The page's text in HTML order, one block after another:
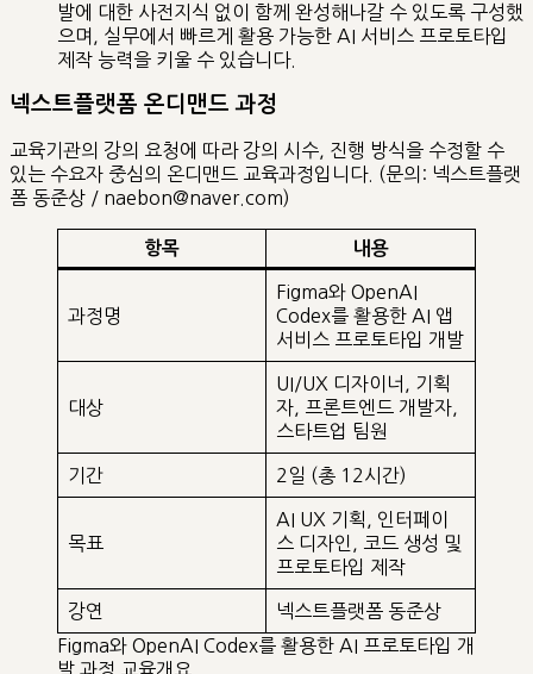
발에 대한 사전지식 없이 함께 완성해나갈 수 있도록 구성했
으며, 실무에서 빠르게 활용 가능한 AI 서비스 프로토타입
제작 능력을 키울 수 있습니다.
넥스트플랫폼 온디맨드 과정
교육기관의 강의 요청에 따라 강의 시수, 진행 방식을 수정할 수
있는 수요자 중심의 온디맨드 교육과정입니다. (문의: 넥스트플랫
폼 동준상 / naebon@naver.com)
항목 내용
과정명
Figma와 OpenAI
Codex를 활용한 AI 앱
서비스 프로토타입 개발
대상
UI/UX 디자이너, 기획
자, 프론트엔드 개발자,
스타트업 팀원
기간 2일 (총 12시간)
목표
AI UX 기획, 인터페이
스 디자인, 코드 생성 및
프로토타입 제작
강연
넥스트플랫폼 동준상
Figma와 OpenAI Codex를 활용한 AI 프로토타입 개
발 과정 교육개요